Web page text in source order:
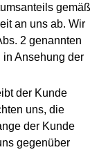
gemäß
an uns ab. Wir
2 genannten
Ansehung der
der Kunde
uns, die
der Kunde
gegenüber